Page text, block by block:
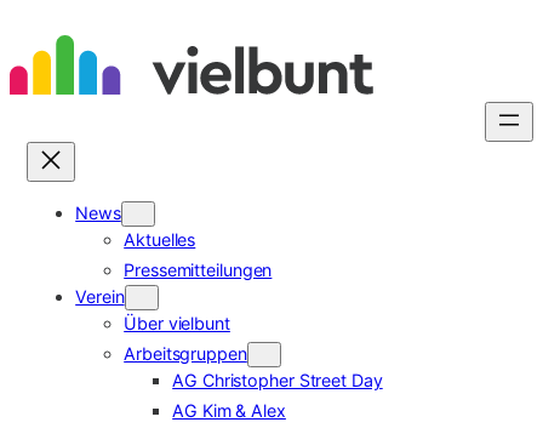
Inhalt
springen
News
Aktuelles
Pressemitteilungen
Verein
Über vielbunt
Arbeitsgruppen
AG Christopher Street Day
AG Kim & Alex